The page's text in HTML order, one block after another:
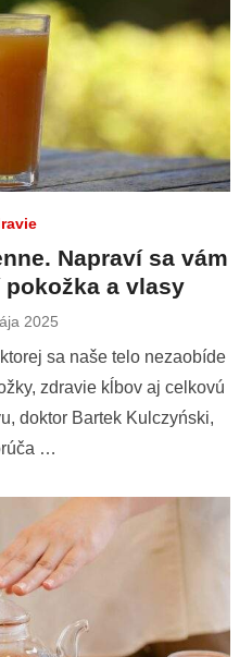
Napraví sa vám
a vlasy
2025
sa naše telo nezaobíde
zdravie kĺbov aj celkovú
doktor Bartek Kulczyński,
…